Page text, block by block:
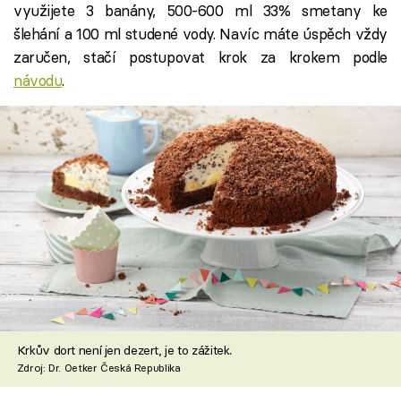
využijete 3 banány, 500-600 ml 33% smetany ke
šlehání a 100 ml studené vody. Navíc máte úspěch vždy
zaručen, stačí postupovat krok za krokem podle
návodu.
Krkův dort není jen dezert, je to zážitek.
Zdroj: Dr. Oetker Česká Republika